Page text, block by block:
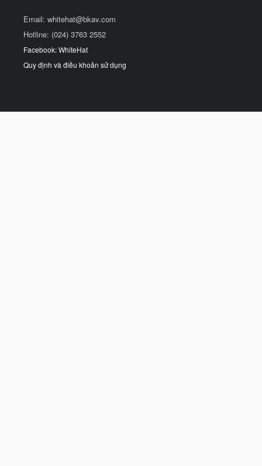
Email: whitehat@bkav.com
Hotline: (024) 3763 2552
Facebook: WhiteHat
Quy định và điều khoản sử dụng